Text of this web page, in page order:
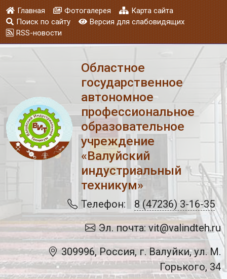
Главная Фотогалерея
Карта сайта
Поиск по сайту
Версия для слабовидящих
RSS-новости
Областное
государственное
автономное
профессиональное
образовательное
учреждение
«Валуйский
индустриальный
техникум»
Телефон:
8 (47236) 3-16-35
Эл. почта: vit@valindteh.ru
309996, Россия, г. Валуйки, ул. М.
Горького, 34